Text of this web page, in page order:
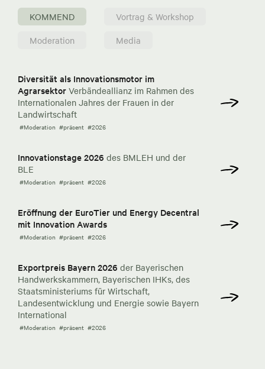
KOMMEND
Vortrag & Workshop
Moderation
Media
Diversität als Innovationsmotor im
Agrarsektor Verbändeallianz im Rahmen des
Internationalen Jahres der Frauen in der
Landwirtschaft
#Moderation #präsent #2026
Innovationstage 2026 des BMLEH und der
BLE
#Moderation #präsent #2026
Eröffnung der EuroTier und Energy Decentral
mit Innovation Awards
#Moderation #präsent #2026
Exportpreis Bayern 2026 der Bayerischen
Handwerkskammern, Bayerischen IHKs, des
Staatsministeriums für Wirtschaft,
Landesentwicklung und Energie sowie Bayern
International
#Moderation #präsent #2026